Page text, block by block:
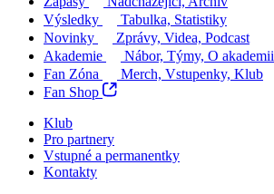
Výsledky
Tabulka, Statistiky
Novinky
Zprávy, Videa, Podcast
Akademie
Nábor, Týmy, O akademii
Fan Zóna
Merch, Vstupenky, Klub
Fan Shop
Klub
Pro partnery
Vstupné a permanentky
Kontakty